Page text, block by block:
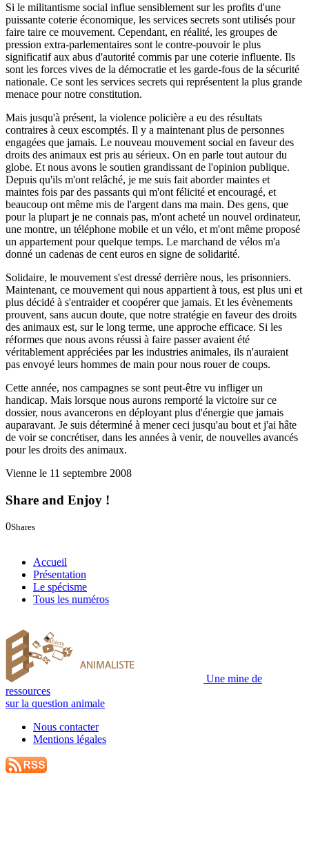
Si le militantisme social influe sensiblement sur les profits d'une
puissante coterie économique, les services secrets sont utilisés pour
faire taire ce mouvement. Cependant, en réalité, les groupes de
pression extra-parlementaires sont le contre-pouvoir le plus
significatif aux abus d'autorité commis par une coterie influente. Ils
sont les forces vives de la démocratie et les garde-fous de la sécurité
nationale. Ce sont les services secrets qui représentent la plus grande
menace pour notre constitution.
Mais jusqu'à présent, la violence policière a eu des résultats
contraires à ceux escomptés. Il y a maintenant plus de personnes
engagées que jamais. Le nouveau mouvement social en faveur des
droits des animaux est pris au sérieux. On en parle tout autour du
globe. Et nous avons le soutien grandissant de l'opinion publique.
Depuis qu'ils m'ont relâché, je me suis fait aborder maintes et
maintes fois par des passants qui m'ont félicité et encouragé, et
beaucoup ont même mis de l'argent dans ma main. Des gens, que
pour la plupart je ne connais pas, m'ont acheté un nouvel ordinateur,
une montre, un téléphone mobile et un vélo, et m'ont même proposé
un appartement pour quelque temps. Le marchand de vélos m'a
donné un cadenas de cent euros en signe de solidarité.
Solidaire, le mouvement s'est dressé derrière nous, les prisonniers.
Maintenant, ce mouvement qui nous appartient à tous, est plus uni et
plus décidé à s'entraider et coopérer que jamais. Et les évènements
prouvent, sans aucun doute, que notre stratégie en faveur des droits
des animaux est, sur le long terme, une approche efficace. Si les
réformes que nous avons réussi à faire passer avaient été
véritablement appréciées par les industries animales, ils n'auraient
pas envoyé leurs hommes de main pour nous rouer de coups.
Cette année, nos campagnes se sont peut-être vu infliger un
handicap. Mais lorsque nous aurons remporté la victoire sur ce
dossier, nous avancerons en déployant plus d'énergie que jamais
auparavant. Je suis déterminé à mener ceci jusqu'au bout et j'ai hâte
de voir se concrétiser, dans les années à venir, de nouvelles avancés
pour les droits des animaux.
Vienne le 11 septembre 2008
Share and Enjoy !
0Shares
Accueil
Présentation
Le spécisme
Tous les numéros
Une mine de
ressources
sur la question animale
Nous contacter
Mentions légales